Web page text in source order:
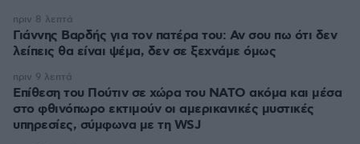
Γιάννης Βαρδής για τον πατέρα του: Αν σου πω ότι δεν
λείπεις θα είναι ψέμα, δεν σε ξεχνάμε όμως
πριν 8 λεπτά
Επίθεση του Πούτιν σε χώρα του ΝΑΤΟ ακόμα και μέσα
στο φθινόπωρο εκτιμούν οι αμερικανικές μυστικές
υπηρεσίες, σύμφωνα με τη WSJ
πριν 9 λεπτά